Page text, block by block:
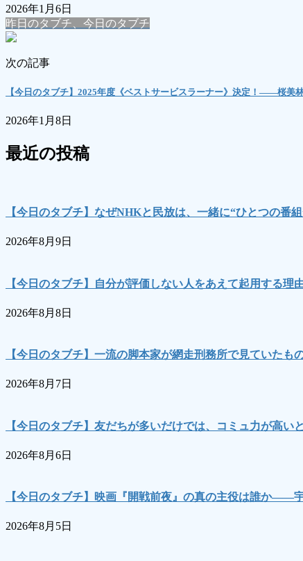
2026年1月6日
昨日のタブチ、今日のタブチ
次の記事
【今日のタブチ】2025年度《ベストサービスラーナー》決定！――桜美
2026年1月8日
最近の投稿
【今日のタブチ】なぜNHKと民放は、一緒に“ひとつの
2026年8月9日
【今日のタブチ】自分が評価しない人をあえて起用する
2026年8月8日
【今日のタブチ】一流の脚本家が網走刑務所で見ていた
2026年8月7日
【今日のタブチ】友だちが多いだけでは、コミュ力が高
2026年8月6日
【今日のタブチ】映画『開戦前夜』の真の主役は誰か――
2026年8月5日